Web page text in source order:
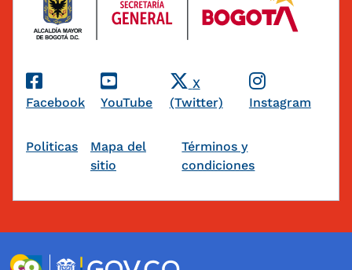
Redes Sociales
Facebook YouTube
X
(Twitter)
Instagram
Pie de página
Politicas
Mapa del
sitio
Términos y
condiciones